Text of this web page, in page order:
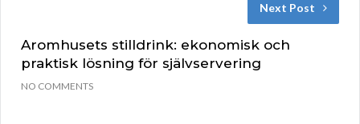
Next Post
Aromhusets stilldrink: ekonomisk och
praktisk lösning för självservering
NO COMMENTS